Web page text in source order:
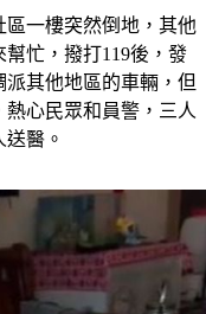
一樓突然倒地，其他
忙，撥打119後，發
其他地區的車輛，但
心民眾和員警，三人
醫。